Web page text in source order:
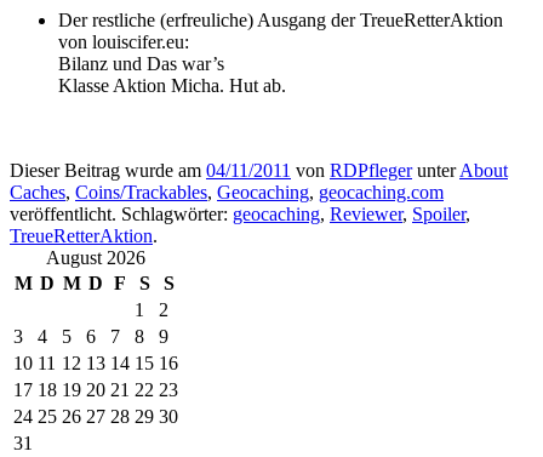
Der restliche (erfreuliche) Ausgang der TreueRetterAktion
von louiscifer.eu:
Bilanz und Das war’s
Klasse Aktion Micha. Hut ab.
Dieser Beitrag wurde am 04/11/2011 von RDPflegerunterAbout
Caches, Coins/Trackables, Geocaching, geocaching.com
veröffentlicht. Schlagwörter: geocaching, Reviewer, Spoiler,
TreueRetterAktion.
August 2026
M D M D F S
S
1
2
3
4 5 6 7 8
9
10 11 12 13 14 15 16
17 18 19 20 21 22 23
24 25 26 27 28 29 30
31